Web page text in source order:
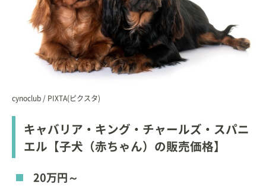
cynoclub / PIXTA(ピクスタ)
キャバリア・キング・チャールズ・スパニ
エル【子犬（赤ちゃん）の販売価格】
20万円～